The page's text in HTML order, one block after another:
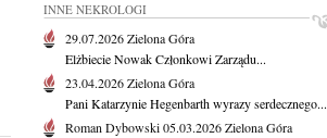
INNE NEKROLOGI
29.07.2026Zielona Góra
Elżbiecie Nowak Członkowi Zarządu...
23.04.2026Zielona Góra
Pani Katarzynie Hegenbarth wyrazy serdecznego...
Roman Dybowski05.03.2026Zielona Góra